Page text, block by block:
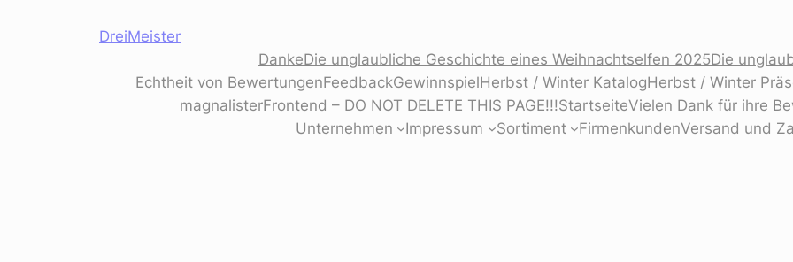
DreiMeister
DankeDie unglaubliche Geschichte eines Weihnachtselfen 2025Die
Echtheit von BewertungenFeedbackGewinnspielHerbst / Winter KatalogHerbst / Winter
magnalisterFrontend – DO NOT DELETE THIS PAGE!!!StartseiteVielen Dank für ihre
Unternehmen
Impressum Sortiment FirmenkundenVersand und